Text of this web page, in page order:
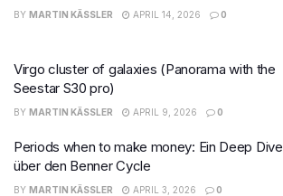
BY MARTIN KÄSSLER APRIL 14, 2026 0
Virgo cluster of galaxies (Panorama with the
Seestar S30 pro)
BY MARTIN KÄSSLER APRIL 9, 2026 0
Periods when to make money: Ein Deep Dive
über den Benner Cycle
BY MARTIN KÄSSLER APRIL 3, 2026 0